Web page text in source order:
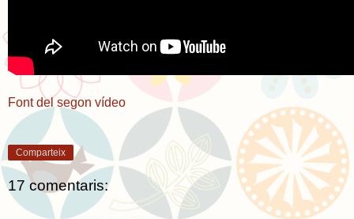
Font del segon vídeo
Comparteix
17 comentaris: